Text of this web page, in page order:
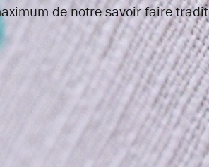
de notre savoir-faire